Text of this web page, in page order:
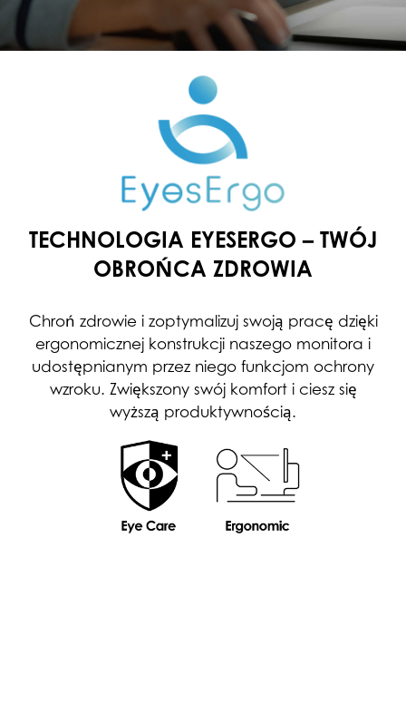
TECHNOLOGIA EYESERGO – TWÓJ
OBROŃCA ZDROWIA
Chroń zdrowie i zoptymalizuj swoją pracę dzięki
ergonomicznej konstrukcji naszego monitora i
udostępnianym przez niego funkcjom ochrony
wzroku. Zwiększony swój komfort i ciesz się
wyższą produktywnością.